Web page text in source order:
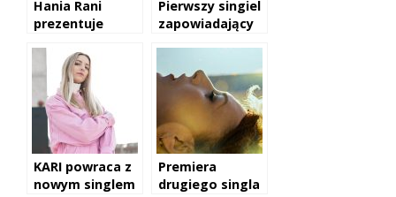
Hania Rani
prezentuje
Pierwszy singiel
zapowiadający
KARI powraca z
nowym singlem
Premiera
drugiego singla